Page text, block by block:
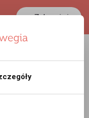
Zaloguj się
0.3898 PLN
w